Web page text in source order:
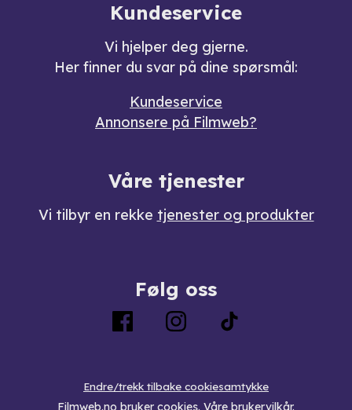
Kundeservice
Vi hjelper deg gjerne.
Her finner du svar på dine spørsmål:
Kundeservice
Annonsere på Filmweb?
Våre tjenester
Vi tilbyr en rekke tjenester og produkter
Følg oss
Endre/trekk tilbake cookiesamtykke
Filmweb.no bruker cookies. Våre brukervilkår.